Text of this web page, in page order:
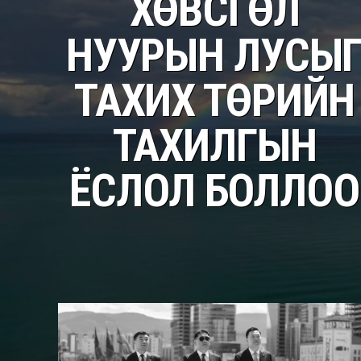
НУУРЫН
ТАХИХ ТӨРИЙН
ТАХИЛГЫН
ЁСЛОЛ БОЛЛОО